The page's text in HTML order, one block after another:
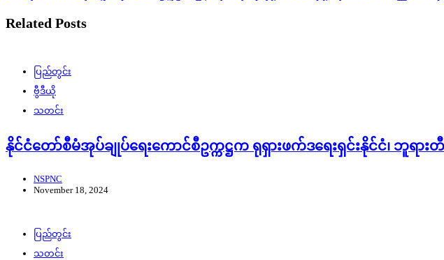
Related Posts
ပြည်တွင်း
ဗွီဒီယို
သတင်း
နိုင်ငံတော်စီမံအုပ်ချုပ်ရေးကောင်စီဥက္ကဋ္ဌက ရုရှားဖက်ဒရေးရှင်းနိုင်ငံ၊ ဘူရ
NSPNC
November 18, 2024
ပြည်တွင်း
သတင်း